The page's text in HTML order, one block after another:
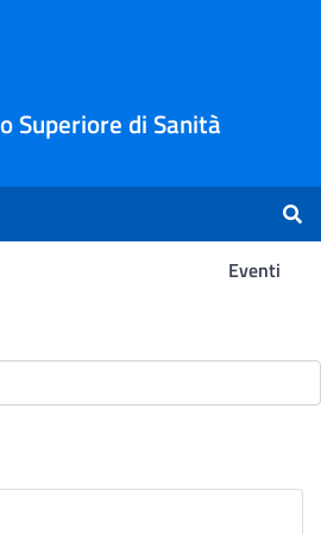
Superiore di Sanità
Eventi
Ricerca -